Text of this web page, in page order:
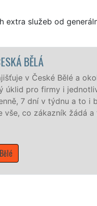
extra služeb od
Bělé a okolí České
i jednotlivce.
týdnu a to i během
žádá a to se